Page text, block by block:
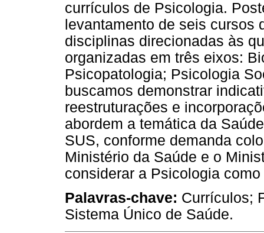
currículos de Psicologia.
levantamento de seis
disciplinas direcionadas às
organizadas em três eixos:
Psicopatologia; Psicologia
buscamos demonstrar
reestruturações e
abordem a temática da
SUS, conforme demanda
Ministério da Saúde e o
considerar a Psicologia
Palavras-chave: Currículos;
Sistema Único de Saúde.